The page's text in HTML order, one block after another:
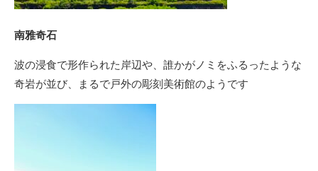
南雅奇石
波の浸食で形作られた岸辺や、誰かがノミをふるったような
奇岩が並び、まるで戸外の彫刻美術館のようです